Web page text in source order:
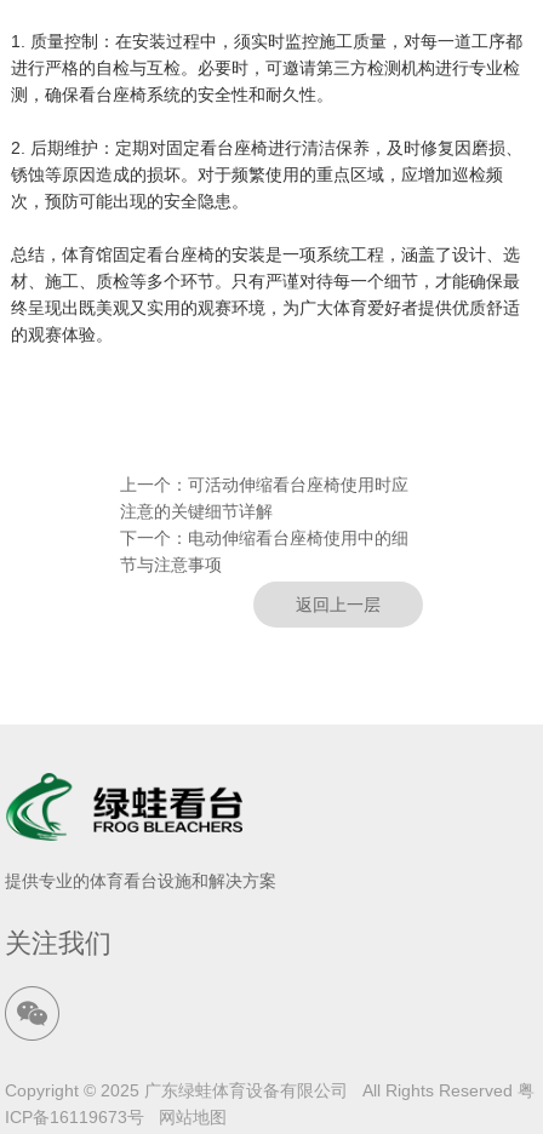
1. 质量控制：在安装过程中，须实时监控施工质量，对每一道工序都
进行严格的自检与互检。必要时，可邀请第三方检测机构进行专业检
测，确保看台座椅系统的安全性和耐久性。
2. 后期维护：定期对固定看台座椅进行清洁保养，及时修复因磨损、
锈蚀等原因造成的损坏。对于频繁使用的重点区域，应增加巡检频
次，预防可能出现的安全隐患。
总结，体育馆固定看台座椅的安装是一项系统工程，涵盖了设计、选
材、施工、质检等多个环节。只有严谨对待每一个细节，才能确保最
终呈现出既美观又实用的观赛环境，为广大体育爱好者提供优质舒适
的观赛体验。
上一个： 可活动伸缩看台座椅使用时应
注意的关键细节详解
下一个： 电动伸缩看台座椅使用中的细
节与注意事项
返回上一层
提供专业的体育看台设施和解决方案
关注我们
Copyright © 2025 广东绿蛙体育设备有限公司 All Rights Reserved 粤
ICP备16119673号
网站地图